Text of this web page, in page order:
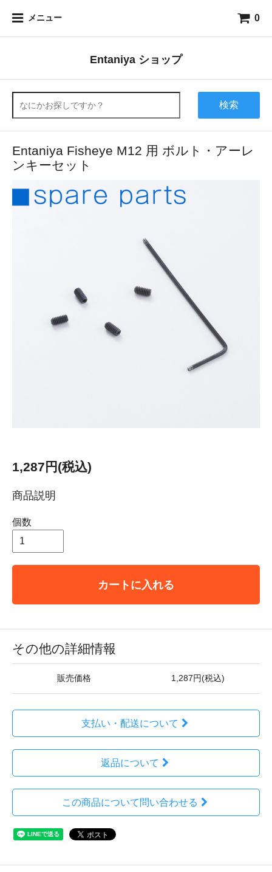
メニュー 0
Entaniya ショップ
検索
Entaniya Fisheye M12 用 ボルト・アーレ
ンキーセット
1,287円(税込)
商品説明
個数
カートに入れる
その他の詳細情報
販売価格 1,287円(税込)
支払い・配送について
返品について
この商品について問い合わせる